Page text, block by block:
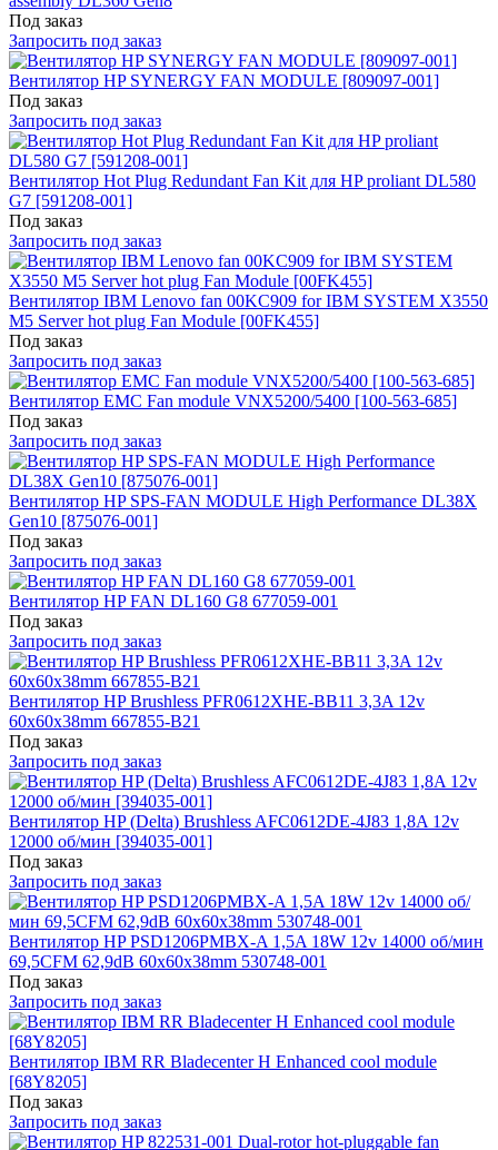
Под заказ
Запросить под заказ
Вентилятор HP SYNERGY FAN MODULE [809097-001]
Под заказ
Запросить под заказ
Вентилятор Hot Plug Redundant Fan Kit для HP proliant DL580
G7 [591208-001]
Под заказ
Запросить под заказ
Вентилятор IBM Lenovo fan 00KC909 for IBM SYSTEM X3550
M5 Server hot plug Fan Module [00FK455]
Под заказ
Запросить под заказ
Вентилятор EMC Fan module VNX5200/5400 [100-563-685]
Под заказ
Запросить под заказ
Вентилятор HP SPS-FAN MODULE High Performance DL38X
Gen10 [875076-001]
Под заказ
Запросить под заказ
Вентилятор HP FAN DL160 G8 677059-001
Под заказ
Запросить под заказ
Вентилятор HP Brushless PFR0612XHE-BB11 3,3A 12v
60x60x38mm 667855-B21
Под заказ
Запросить под заказ
Вентилятор HP (Delta) Brushless AFC0612DE-4J83 1,8A 12v
12000 об/мин [394035-001]
Под заказ
Запросить под заказ
Вентилятор HP PSD1206PMBX-A 1,5A 18W 12v 14000 об/мин
69,5CFM 62,9dB 60x60x38mm 530748-001
Под заказ
Запросить под заказ
Вентилятор IBM RR Bladecenter H Enhanced cool module
[68Y8205]
Под заказ
Запросить под заказ